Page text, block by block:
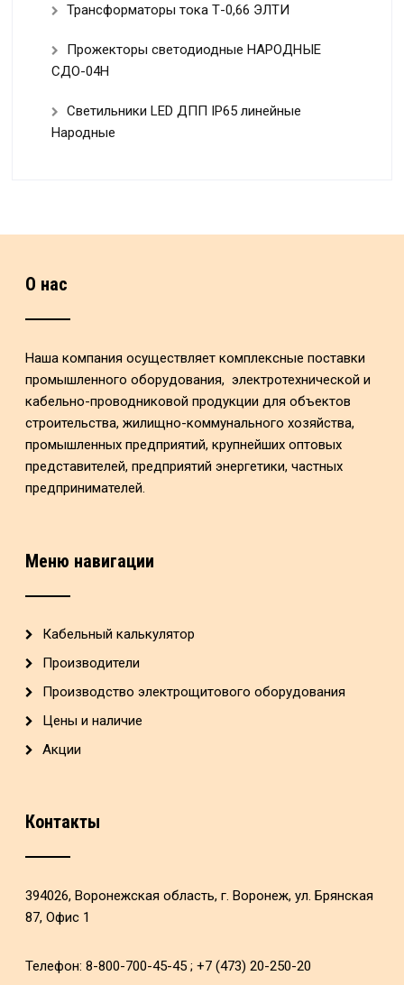
Трансформаторы тока Т-0,66 ЭЛТИ
Прожекторы светодиодные НАРОДНЫЕ
СДО-04Н
Светильники LED ДПП IP65 линейные
Народные
О нас
Наша компания осуществляет комплексные поставки
промышленного оборудования, электротехнической и
кабельно-проводниковой продукции для объектов
строительства, жилищно-коммунального хозяйства,
промышленных предприятий, крупнейших оптовых
представителей, предприятий энергетики, частных
предпринимателей.
Меню навигации
Кабельный калькулятор
Производители
Производство электрощитового оборудования
Цены и наличие
Акции
Контакты
394026, Воронежская область, г. Воронеж, ул. Брянская
87, Офис 1
Телефон: 8-800-700-45-45 ; +7 (473) 20-250-20